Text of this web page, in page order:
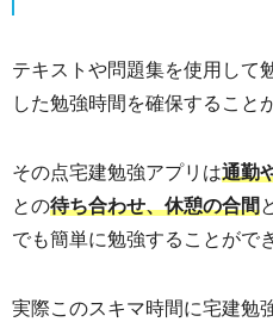
テキストや問題集を使用して
した勉強時間を確保すること
その点宅建勉強アプリは通勤
との待ち合わせ、休憩の合間
でも簡単に勉強することがで
実際このスキマ時間に宅建勉